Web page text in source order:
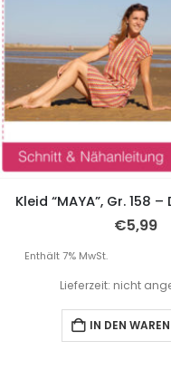
Kleid “MAYA”, Gr. 158
€5,99
Enthält 7% MwSt.
Lieferzeit: nicht
IN DEN